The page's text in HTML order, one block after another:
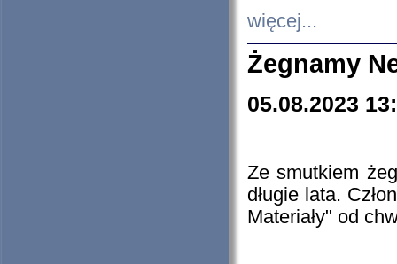
więcej...
Żegnamy
05.08.2023
Ze smutkiem
długie lata.
Materiały" od